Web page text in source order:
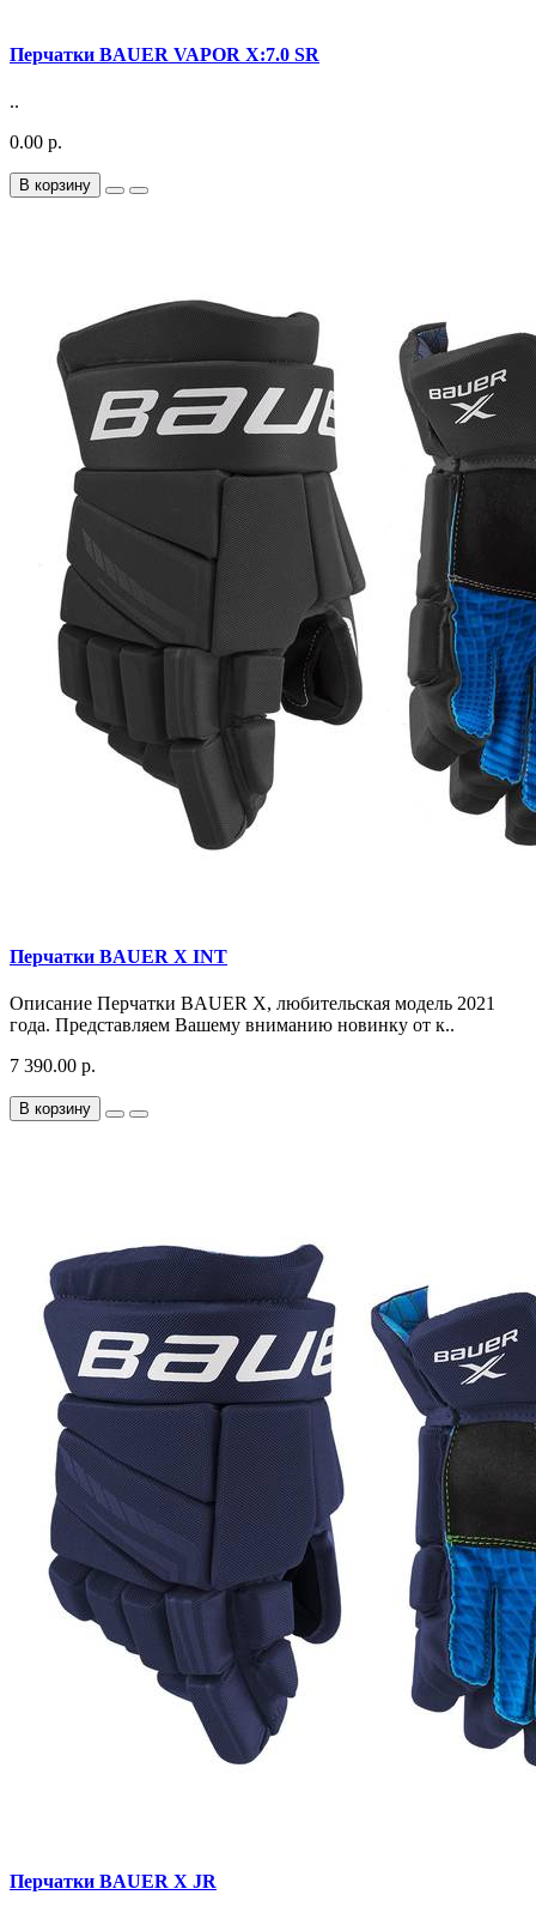
Перчатки BAUER VAPOR X:7.0 SR
..
0.00 р.
В корзину
Перчатки BAUER X INT
Описание Перчатки BAUER X, любительская модель 2021
года. Представляем Вашему вниманию новинку от к..
7 390.00 р.
В корзину
Перчатки BAUER X JR